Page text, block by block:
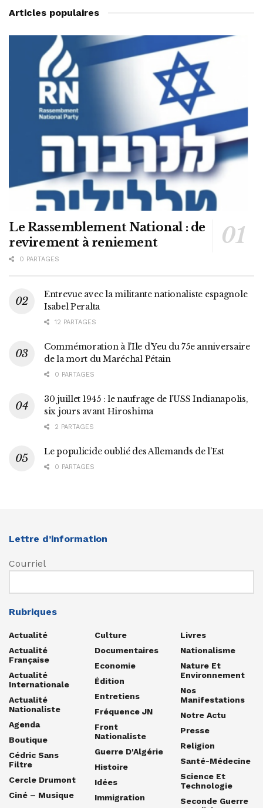
Articles populaires
Le Rassemblement National : de
revirement à reniement
0 PARTAGES
Entrevue avec la militante nationaliste espagnole
Isabel Peralta
12 PARTAGES
Commémoration à l’Ile d’Yeu du 75e anniversaire
de la mort du Maréchal Pétain
0 PARTAGES
30 juillet 1945 : le naufrage de l’USS Indianapolis,
six jours avant Hiroshima
2 PARTAGES
Le populicide oublié des Allemands de l’Est
0 PARTAGES
Lettre d’information
Courriel
Rubriques
Actualité
Actualité
Française
Actualité
Internationale
Actualité
Nationaliste
Agenda
Boutique
Cédric Sans
Filtre
Cercle Drumont
Ciné – Musique
Culture
Documentaires
Economie
Édition
Entretiens
Fréquence JN
Front
Nationaliste
Guerre D'Algérie
Histoire
Idées
Immigration
Livres
Nationalisme
Nature Et
Environnement
Nos
Manifestations
Notre Actu
Presse
Religion
Santé-Médecine
Science Et
Technologie
Seconde Guerre